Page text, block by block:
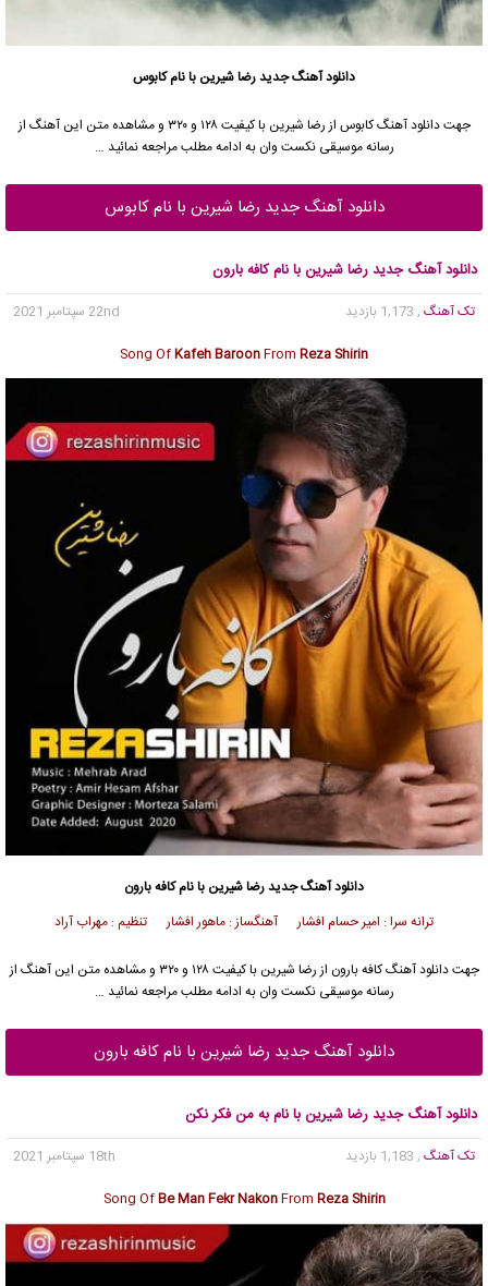
دانلود آهنگ جدیدرضا شیرین با نام کابوس
جهت دانلود آهنگ کابوس از رضا شیرین با کیفیت ۱۲۸ و ۳۲۰ و مشاهده متن این آهنگ از
رسانه موسیقی نکست وان به ادامه مطلب مراجعه نمائید …
دانلود آهنگ جدید رضا شیرین با نام کابوس
دانلود آهنگ جدید رضا شیرین با نام کافه بارون
تک آهنگ , 1,173 بازدید
22nd سپتامبر 2021
Song OfKafeh BaroonFrom Reza Shirin
دانلود آهنگ جدیدرضا شیرین با نام کافه بارون
ترانه سرا : امیر حسام افشار آهنگساز : ماهور افشار تنظیم : مهراب آراد
جهت دانلود آهنگ کافه بارون از رضا شیرین
با کیفیت ۱۲۸ و ۳۲۰ و مشاهده متن این آهنگ از
رسانه موسیقی نکست وان به ادامه مطلب مراجعه نمائید …
دانلود آهنگ جدید رضا شیرین با نام کافه بارون
دانلود آهنگ جدید رضا شیرین با نام به من فکر نکن
تک آهنگ , 1,183 بازدید
18th سپتامبر 2021
Song OfBe Man Fekr NakonFrom Reza Shirin